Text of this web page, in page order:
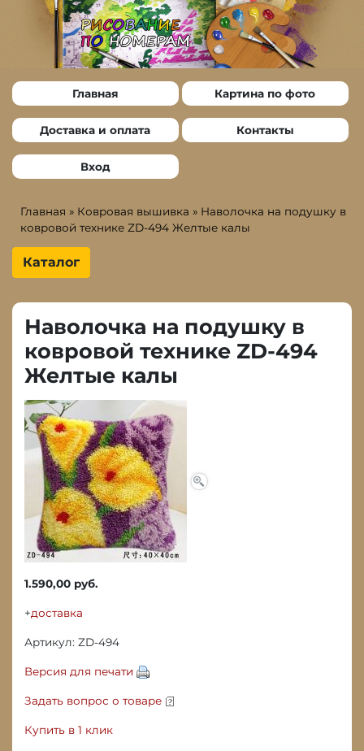
Главная Картина по фото
Доставка и оплата Контакты
Вход
Главная » Ковровая вышивка » Наволочка на подушку в
ковровой технике ZD-494 Желтые калы
Каталог
Наволочка на подушку в
ковровой технике ZD-494
Желтые калы
1.590,00 руб.
+доставка
Артикул: ZD-494
Версия для печати
Задать вопрос о товаре
Купить в 1 клик